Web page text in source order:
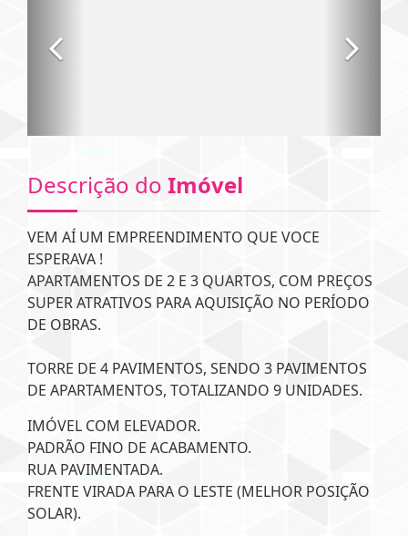
Descrição do Imóvel
VEM AÍ UM EMPREENDIMENTO QUE VOCE
ESPERAVA !
APARTAMENTOS DE 2 E 3 QUARTOS, COM PREÇOS
SUPER ATRATIVOS PARA AQUISIÇÃO NO PERÍODO
DE OBRAS.
TORRE DE 4 PAVIMENTOS, SENDO 3 PAVIMENTOS
DE APARTAMENTOS, TOTALIZANDO 9 UNIDADES.
IMÓVEL COM ELEVADOR.
PADRÃO FINO DE ACABAMENTO.
RUA PAVIMENTADA.
FRENTE VIRADA PARA O LESTE (MELHOR POSIÇÃO
SOLAR).